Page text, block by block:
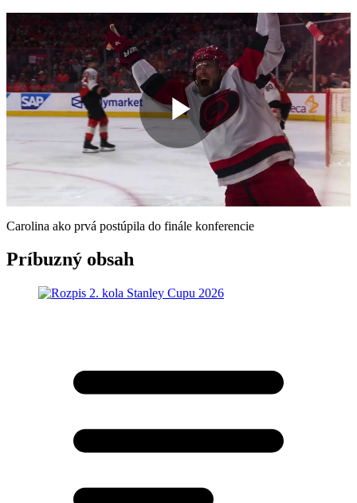
Play
Video
Carolina ako prvá postúpila do finále konferencie
Príbuzný obsah